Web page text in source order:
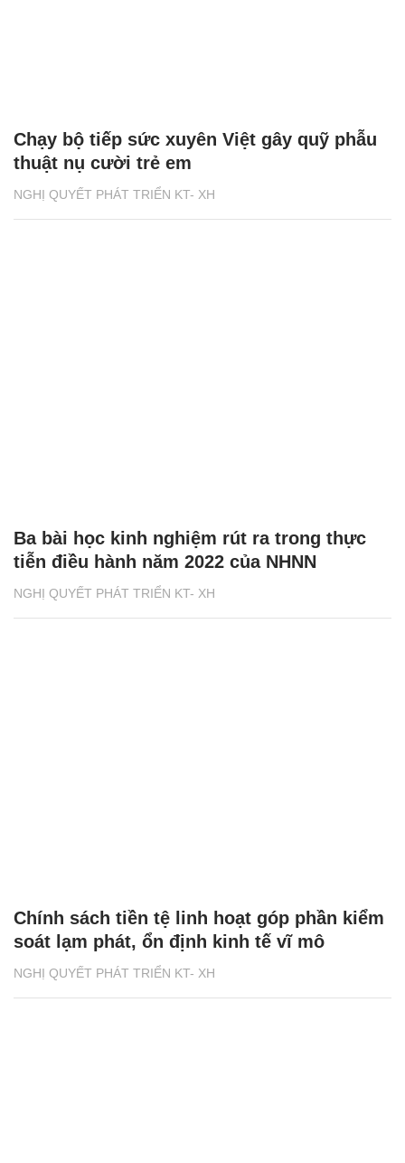
NGHỊ QUYẾT PHÁT TRIỂN KT- XH
Chạy bộ tiếp sức xuyên Việt gây quỹ phẫu
thuật nụ cười trẻ em
NGHỊ QUYẾT PHÁT TRIỂN KT- XH
Ba bài học kinh nghiệm rút ra trong thực
tiễn điều hành năm 2022 của NHNN
NGHỊ QUYẾT PHÁT TRIỂN KT- XH
Chính sách tiền tệ linh hoạt góp phần kiểm
soát lạm phát, ổn định kinh tế vĩ mô